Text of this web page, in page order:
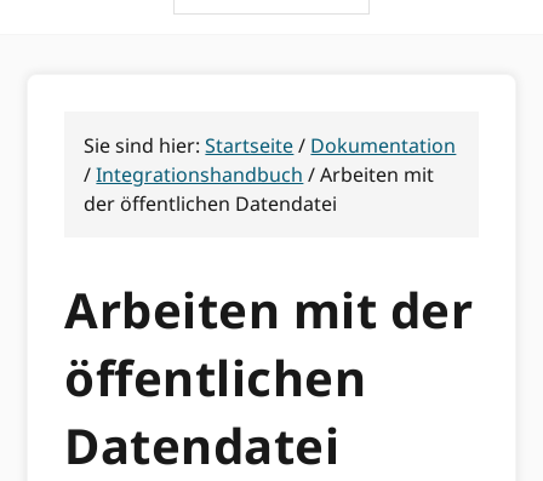
Sie sind hier:Startseite/ Dokumentation
/Integrationshandbuch /Arbeiten mit
der öffentlichen Datendatei
Arbeiten mit der
öffentlichen
Datendatei